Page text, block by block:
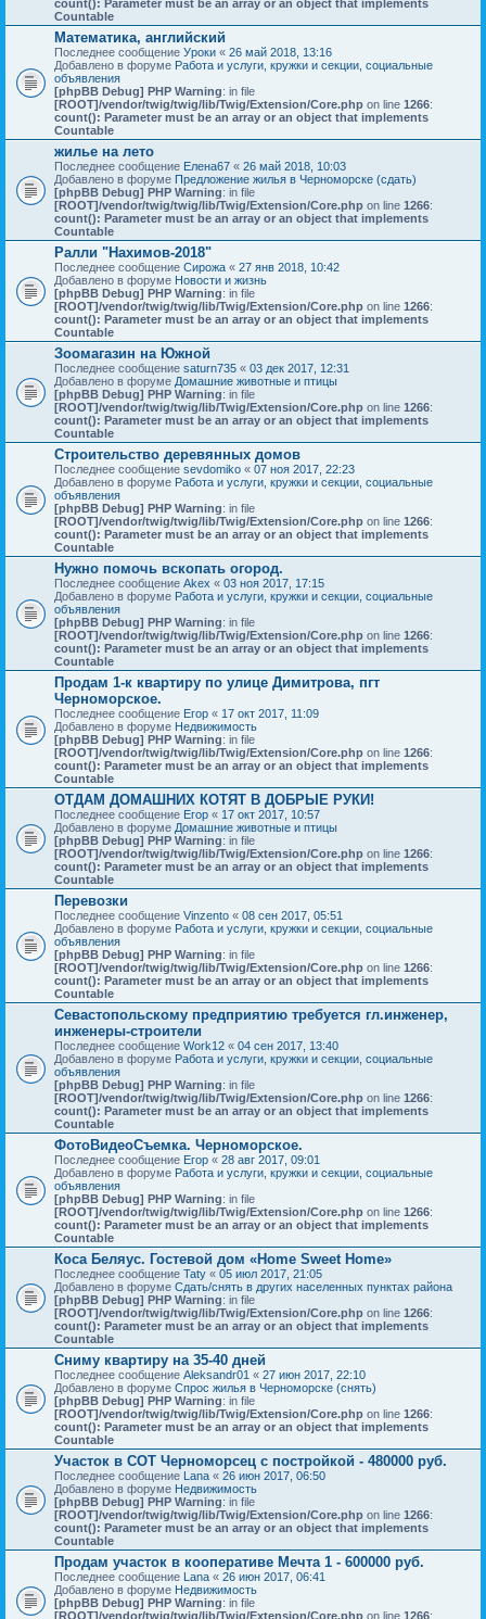
count(): Parameter must be an array or an object that implements
Countable
Математика, английский
Последнее сообщение Уроки « 26 май 2018, 13:16
Добавлено в форуме Работа и услуги, кружки и секции, социальные
объявления
[phpBB Debug] PHP Warning: in file
[ROOT]/vendor/twig/twig/lib/Twig/Extension/Core.php on line 1266:
count(): Parameter must be an array or an object that implements
Countable
жилье на лето
Последнее сообщение Елена67 « 26 май 2018, 10:03
Добавлено в форуме Предложение жилья в Черноморске (сдать)
[phpBB Debug] PHP Warning: in file
[ROOT]/vendor/twig/twig/lib/Twig/Extension/Core.php on line 1266:
count(): Parameter must be an array or an object that implements
Countable
Ралли "Нахимов-2018"
Последнее сообщение Сирожа « 27 янв 2018, 10:42
Добавлено в форуме Новости и жизнь
[phpBB Debug] PHP Warning: in file
[ROOT]/vendor/twig/twig/lib/Twig/Extension/Core.php on line 1266:
count(): Parameter must be an array or an object that implements
Countable
Зоомагазин на Южной
Последнее сообщение saturn735 « 03 дек 2017, 12:31
Добавлено в форуме Домашние животные и птицы
[phpBB Debug] PHP Warning: in file
[ROOT]/vendor/twig/twig/lib/Twig/Extension/Core.php on line 1266:
count(): Parameter must be an array or an object that implements
Countable
Строительство деревянных домов
Последнее сообщение sevdomiko « 07 ноя 2017, 22:23
Добавлено в форуме Работа и услуги, кружки и секции, социальные
объявления
[phpBB Debug] PHP Warning: in file
[ROOT]/vendor/twig/twig/lib/Twig/Extension/Core.php on line 1266:
count(): Parameter must be an array or an object that implements
Countable
Нужно помочь вскопать огород.
Последнее сообщение Akex « 03 ноя 2017, 17:15
Добавлено в форуме Работа и услуги, кружки и секции, социальные
объявления
[phpBB Debug] PHP Warning: in file
[ROOT]/vendor/twig/twig/lib/Twig/Extension/Core.php on line 1266:
count(): Parameter must be an array or an object that implements
Countable
Продам 1-к квартиру по улице Димитрова, пгт
Черноморское.
Последнее сообщение Егор « 17 окт 2017, 11:09
Добавлено в форуме Недвижимость
[phpBB Debug] PHP Warning: in file
[ROOT]/vendor/twig/twig/lib/Twig/Extension/Core.php on line 1266:
count(): Parameter must be an array or an object that implements
Countable
ОТДАМ ДОМАШНИХ КОТЯТ В ДОБРЫЕ РУКИ!
Последнее сообщение Егор « 17 окт 2017, 10:57
Добавлено в форуме Домашние животные и птицы
[phpBB Debug] PHP Warning: in file
[ROOT]/vendor/twig/twig/lib/Twig/Extension/Core.php on line 1266:
count(): Parameter must be an array or an object that implements
Countable
Перевозки
Последнее сообщение Vinzento « 08 сен 2017, 05:51
Добавлено в форуме Работа и услуги, кружки и секции, социальные
объявления
[phpBB Debug] PHP Warning: in file
[ROOT]/vendor/twig/twig/lib/Twig/Extension/Core.php on line 1266:
count(): Parameter must be an array or an object that implements
Countable
Севастопольскому предприятию требуется гл.инженер,
инженеры-строители
Последнее сообщение Work12 « 04 сен 2017, 13:40
Добавлено в форуме Работа и услуги, кружки и секции, социальные
объявления
[phpBB Debug] PHP Warning: in file
[ROOT]/vendor/twig/twig/lib/Twig/Extension/Core.php on line 1266:
count(): Parameter must be an array or an object that implements
Countable
ФотоВидеоСъемка. Черноморское.
Последнее сообщение Егор « 28 авг 2017, 09:01
Добавлено в форуме Работа и услуги, кружки и секции, социальные
объявления
[phpBB Debug] PHP Warning: in file
[ROOT]/vendor/twig/twig/lib/Twig/Extension/Core.php on line 1266:
count(): Parameter must be an array or an object that implements
Countable
Коса Беляус. Гостевой дом «Home Sweet Home»
Последнее сообщение Taty « 05 июл 2017, 21:05
Добавлено в форуме Сдать/снять в других населенных пунктах района
[phpBB Debug] PHP Warning: in file
[ROOT]/vendor/twig/twig/lib/Twig/Extension/Core.php on line 1266:
count(): Parameter must be an array or an object that implements
Countable
Сниму квартиру на 35-40 дней
Последнее сообщение Aleksandr01 « 27 июн 2017, 22:10
Добавлено в форуме Спрос жилья в Черноморске (снять)
[phpBB Debug] PHP Warning: in file
[ROOT]/vendor/twig/twig/lib/Twig/Extension/Core.php on line 1266:
count(): Parameter must be an array or an object that implements
Countable
Участок в СОТ Черноморсец с постройкой - 480000 руб.
Последнее сообщение Lana « 26 июн 2017, 06:50
Добавлено в форуме Недвижимость
[phpBB Debug] PHP Warning: in file
[ROOT]/vendor/twig/twig/lib/Twig/Extension/Core.php on line 1266:
count(): Parameter must be an array or an object that implements
Countable
Продам участок в кооперативе Мечта 1 - 600000 руб.
Последнее сообщение Lana « 26 июн 2017, 06:41
Добавлено в форуме Недвижимость
[phpBB Debug] PHP Warning: in file
[ROOT]/vendor/twig/twig/lib/Twig/Extension/Core.php on line 1266: